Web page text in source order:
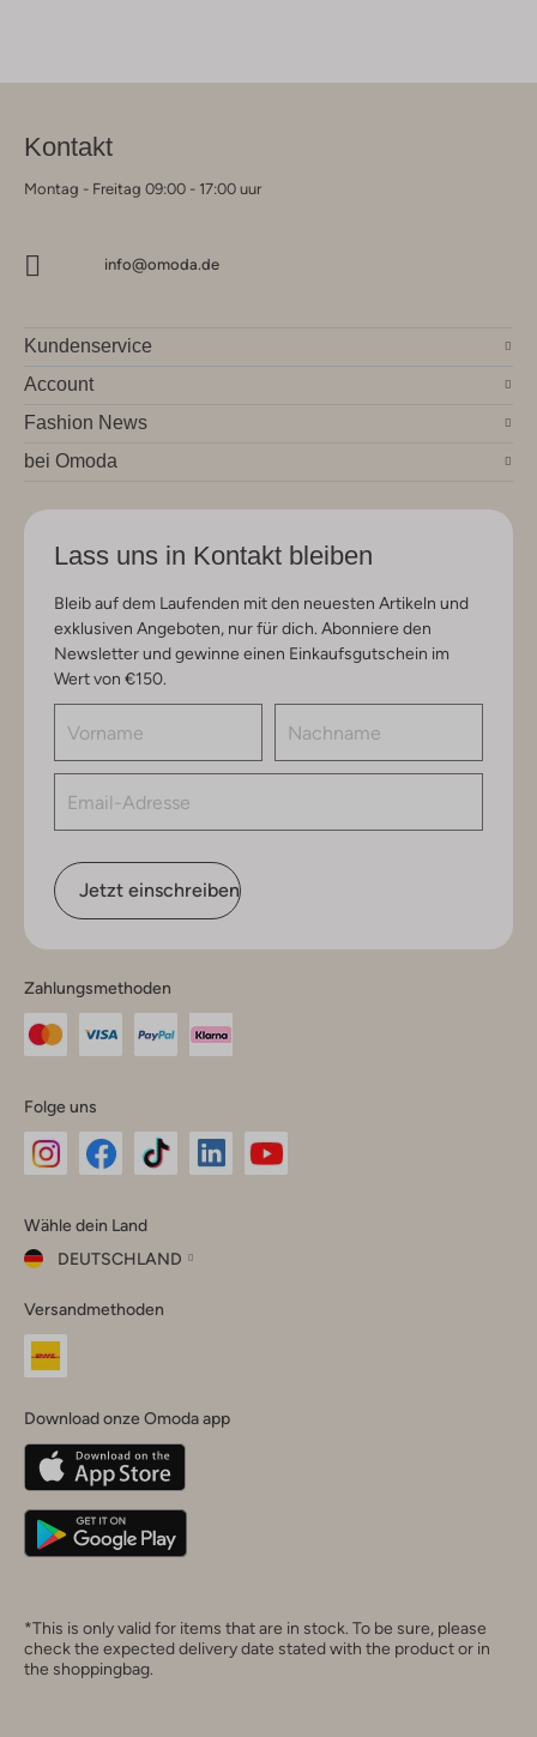
Kontakt
Montag - Freitag 09:00 - 17:00 uur
info@omoda.de
Kundenservice
Account
Fashion News
bei Omoda
Lass uns in Kontakt bleiben
Bleib auf dem Laufenden mit den neuesten Artikeln und
exklusiven Angeboten, nur für dich. Abonniere den
Newsletter und gewinne einen Einkaufsgutschein im
Wert von €150.
Jetzt einschreiben
Zahlungsmethoden
Folge uns
Instagram
Facebook
TikTok
Wähle dein Land
DEUTSCHLAND
dein
Land
Belgique(Français)
Deutschland
Versandmethoden
Download onze Omoda app
*This is only valid for items that are in stock. To be sure, please
check the expected delivery date stated with the product or in
the shoppingbag.